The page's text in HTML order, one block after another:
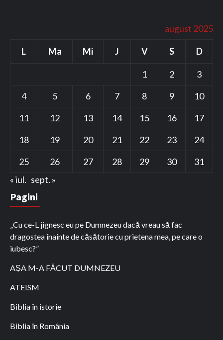
august 2025
L Ma Mi J V S D
1 2
3
4
5 6 7 8 9
10
11
12 13 14 15 16
17
18
19 20 21 22 23
24
25
26 27 28 29 30
31
« iul. sept. »
Pagini
„Cu ce-L jignesc eu pe Dumnezeu dacă vreau să fac
dragostea înainte de căsătorie cu prietena mea, pe care o
iubesc?”
AȘA M-A FĂCUT DUMNEZEU
ATEISM
Biblia în istorie
Biblia în România